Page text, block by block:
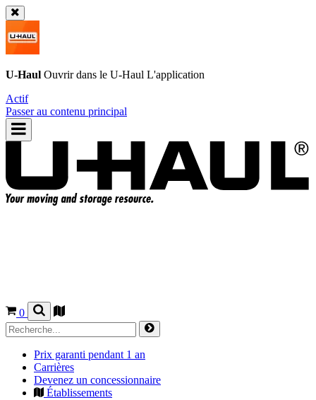
U-Haul Ouvrir dans le U-Haul L'application
Actif
Passer au contenu principal
0
Prix garanti pendant 1 an
Carrières
Devenez un concessionnaire
Établissements